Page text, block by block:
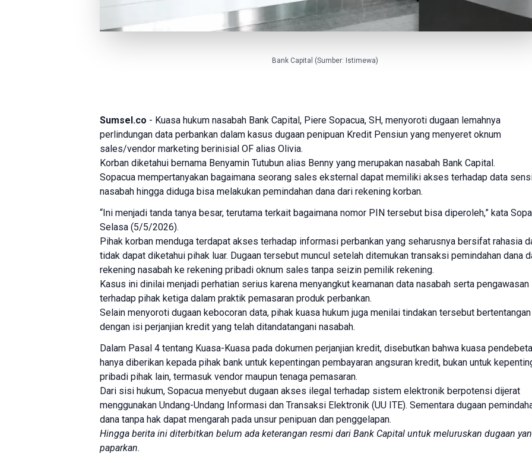
Bank Capital (Sumber: Istimewa)
Sumsel.co - Kuasa hukum nasabah Bank Capital, Piere Sopacua, SH, menyoroti dugaan lemahnya
perlindungan data perbankan dalam kasus dugaan penipuan Kredit Pensiun yang menyeret oknum
sales/vendor marketing berinisial OF alias Olivia.
Korban diketahui bernama Benyamin Tutubun alias Benny yang merupakan nasabah Bank Capital.
Sopacua mempertanyakan bagaimana seorang sales eksternal dapat memiliki akses terhadap data
nasabah hingga diduga bisa melakukan pemindahan dana dari rekening korban.
“Ini menjadi tanda tanya besar, terutama terkait bagaimana nomor PIN tersebut bisa diperoleh,” kata
Selasa (5/5/2026).
Pihak korban menduga terdapat akses terhadap informasi perbankan yang seharusnya bersifat rahasia
tidak dapat diketahui pihak luar. Dugaan tersebut muncul setelah ditemukan transaksi pemindahan dana
rekening nasabah ke rekening pribadi oknum sales tanpa seizin pemilik rekening.
Kasus ini dinilai menjadi perhatian serius karena menyangkut keamanan data nasabah serta pengawasan
terhadap pihak ketiga dalam praktik pemasaran produk perbankan.
Selain menyoroti dugaan kebocoran data, pihak kuasa hukum juga menilai tindakan tersebut bertentangan
dengan isi perjanjian kredit yang telah ditandatangani nasabah.
Dalam Pasal 4 tentang Kuasa-Kuasa pada dokumen perjanjian kredit, disebutkan bahwa kuasa
hanya diberikan kepada pihak bank untuk kepentingan pembayaran angsuran kredit, bukan untuk
pribadi pihak lain, termasuk vendor maupun tenaga pemasaran.
Dari sisi hukum, Sopacua menyebut dugaan akses ilegal terhadap sistem elektronik berpotensi dijerat
menggunakan Undang-Undang Informasi dan Transaksi Elektronik (UU ITE). Sementara dugaan
dana tanpa hak dapat mengarah pada unsur penipuan dan penggelapan.
Hingga berita ini diterbitkan belum ada keterangan resmi dari Bank Capital untuk meluruskan dugaan
paparkan.